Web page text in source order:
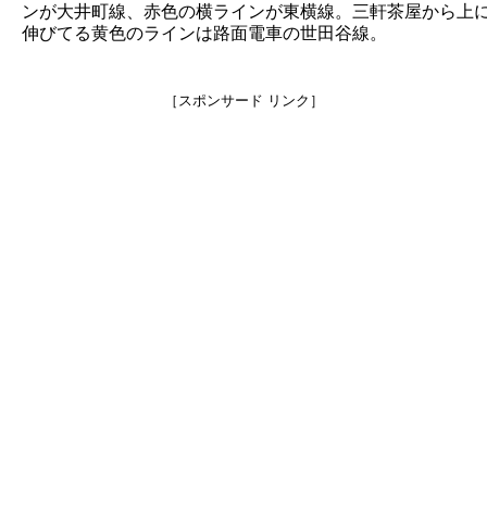
ンが大井町線、赤色の横ラインが東横線。三軒茶屋から上
伸びてる黄色のラインは路面電車の世田谷線。
［スポンサード リンク］